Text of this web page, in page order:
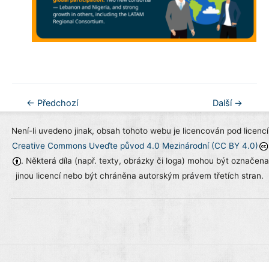
Navigace
příspěvek
← Předchozí Další →
Není-li uvedeno jinak, obsah tohoto webu je licencován pod licencí
Creative Commons Uveďte původ 4.0 Mezinárodní (CC BY 4.0)
. Některá díla (např. texty, obrázky či loga) mohou být označena
jinou licencí nebo být chráněna autorským právem třetích stran.